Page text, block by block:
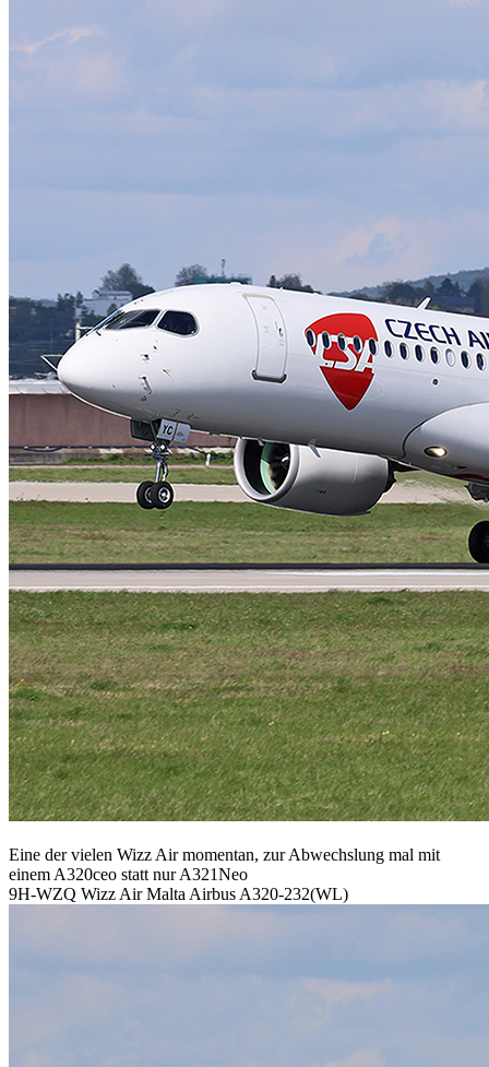
Eine der vielen Wizz Air momentan, zur Abwechslung mal mit
einem A320ceo statt nur A321Neo
9H-WZQ Wizz Air Malta Airbus A320-232(WL)